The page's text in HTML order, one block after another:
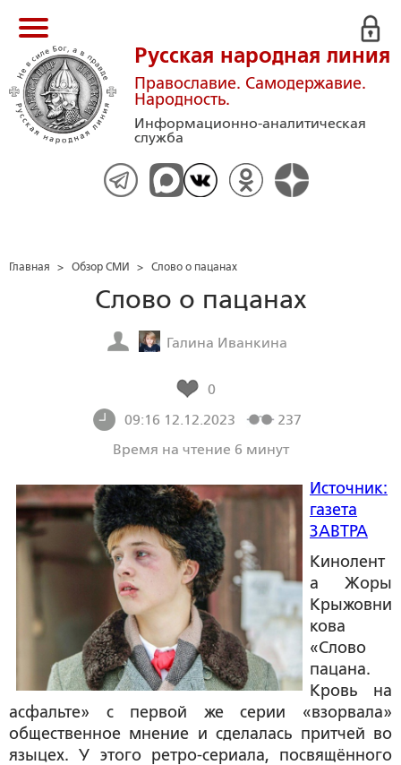
Русская народная линия
Православие. Самодержавие.
Народность.
Информационно-аналитическая
служба
Главная > Обзор СМИ > Слово о пацанах
Слово о пацанах
Галина Иванкина
0
09:16 12.12.2023
237
Время на чтение 6 минут
Источник:
газета
ЗАВТРА
Кинолент
а Жоры
Крыжовни
кова
«Слово
пацана.
Кровь на
асфальте» с первой же серии «взорвала»
общественное мнение и сделалась притчей во
языцех. У этого ретро-сериала, посвящённого